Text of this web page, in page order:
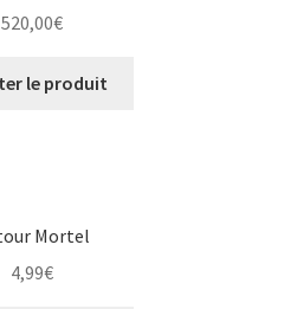
520,00€
le produit
Mortel
4,99€